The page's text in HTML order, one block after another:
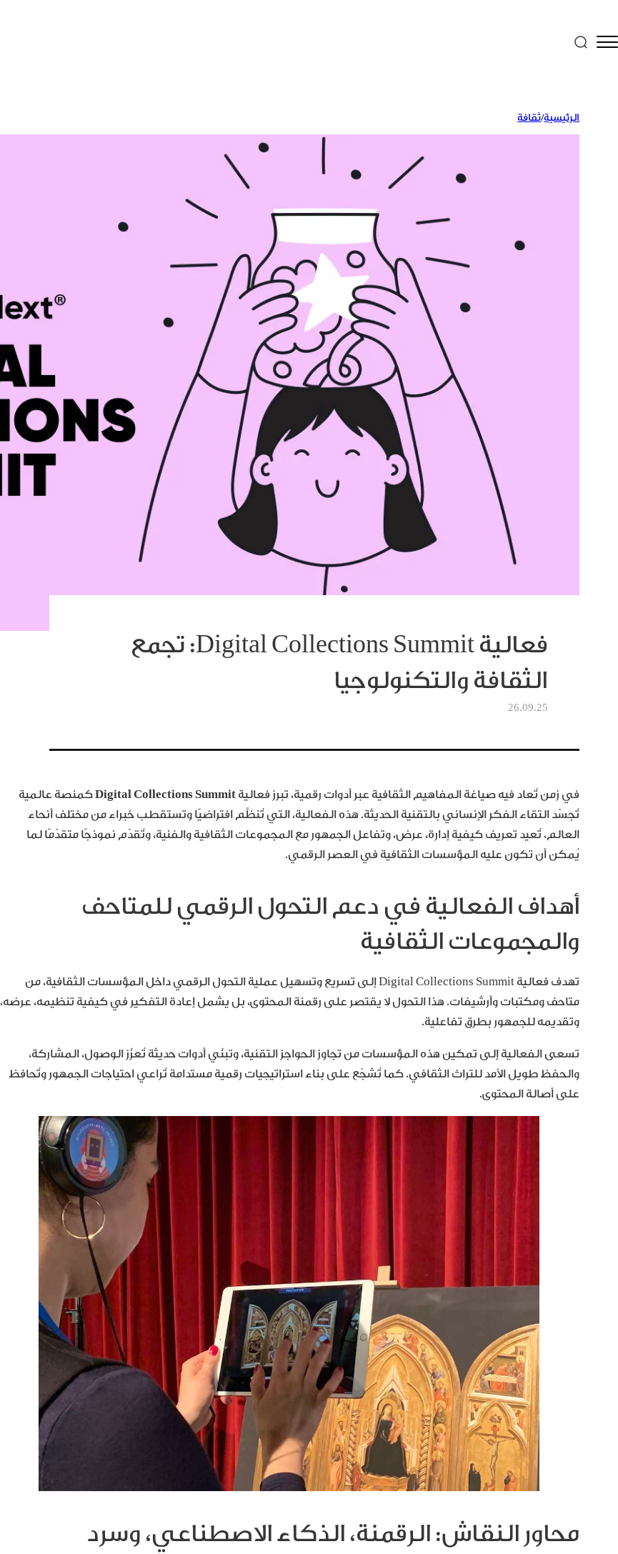
الرئيسية/ثقافة
فعالية Digital Collections Summit: تجمع
الثقافة والتكنولوجيا
26.09.25
في زمن تُعاد فيه صياغة المفاهيم الثقافية عبر أدوات رقمية، تبرز فعالية Digital Collections Summitكمنصة عالمية
تُجسّد التقاء الفكر الإنساني بالتقنية الحديثة. هذه الفعالية، التي تُنظَّم افتراضيًا وتستقطب خبراء من مختلف أنحاء
العالم، تُعيد تعريف كيفية إدارة، عرض، وتفاعل الجمهور مع المجموعات الثقافية والفنية، وتُقدّم نموذجًا متقدّمًا لما
يُمكن أن تكون عليه المؤسسات الثقافية في العصر الرقمي.
أهداف الفعالية في دعم التحول الرقمي للمتاحف
والمجموعات الثقافية
تهدف فعالية Digital Collections Summit إلى تسريع وتسهيل عملية التحول الرقمي داخل المؤسسات الثقافية، من
متاحف ومكتبات وأرشيفات. هذا التحول لا يقتصر على رقمنة المحتوى، بل يشمل إعادة التفكير في كيفية تنظيمه، عرضه،
وتقديمه للجمهور بطرق تفاعلية.
تسعى الفعالية إلى تمكين هذه المؤسسات من تجاوز الحواجز التقنية، وتبنّي أدوات حديثة تُعزّز الوصول، المشاركة،
والحفظ طويل الأمد للتراث الثقافي. كما تُشجّع على بناء استراتيجيات رقمية مستدامة تُراعي احتياجات الجمهور وتُحافظ
على أصالة المحتوى.
محاور النقاش: الرقمنة، الذكاء الاصطناعي، وسرد